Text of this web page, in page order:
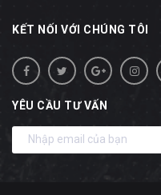
KẾT NỐI VỚI CHÚNG TÔI
YÊU CẦU TƯ VẤN